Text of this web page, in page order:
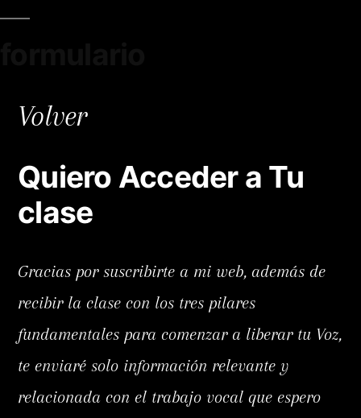
Saltar
Volver
Quiero Acceder a Tu
clase
Gracias por suscribirte a mi web, además de
recibir la clase con los tres pilares
fundamentales para comenzar a liberar tu Voz,
te enviaré solo información relevante y
relacionada con el trabajo vocal que espero